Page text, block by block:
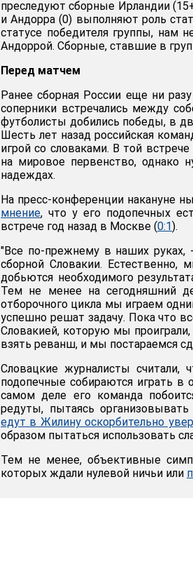
преследуют сборные Ирландии
и Андорра (0) выполняют роль
статусе победителя группы, нам
Андоррой. Сборные, ставшие в
Перед матчем
Ранее сборная России еще ни
соперники встречались между
футболисты добились победы, в
Шесть лет назад российская
игрой со словаками. В той
на мировое первенство, однако
надеждах.
На пресс-конференции накануне
мнение, что у его подопечных
встрече год назад в Москве (0:1).
"Все по-прежнему в наших руках,
сборной Словакии.
добьются необходимого
Тем не менее на сегодняшний
отборочного цикла мы играем
успешно решат задачу. Пока что
Словакией, которую мы
взять реванш, и мы постараемся
Словацкие журналисты считали,
подопечные собираются играть
самом деле его команда
редуты, пытаясь
едут в Жилину оскорбительно
образом пытаться использовать
Тем не менее, объективные
которых ждали нулевой ничьи или